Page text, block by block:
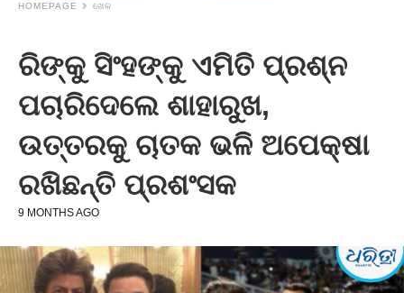
HOMEPAGE ଖେଳ
ରିଙ୍କୁ ସିଂହଙ୍କୁ ଏମିତି ପ୍ରଶ୍ନ
ପଚାରିଦେଲେ ଶାହାରୁଖ,
ଉତ୍ତରକୁ ଚାତକ ଭଳି ଅପେକ୍ଷା
ରଖିଛନ୍ତି ପ୍ରଶଂସକ
9 MONTHS AGO